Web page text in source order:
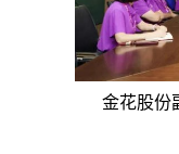
金花股份